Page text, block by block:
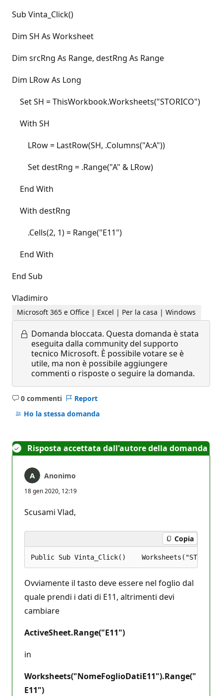
Sub Vinta_Click()
Dim SH As Worksheet
Dim srcRng As Range, destRng As Range
Dim LRow As Long
Set SH = ThisWorkbook.Worksheets("STORICO")
With SH
LRow = LastRow(SH, .Columns("A:A"))
Set destRng = .Range("A" & LRow)
End With
With destRng
.Cells(2, 1) = Range("E11")
End With
End Sub
Vladimiro
Microsoft 365 e Office | Excel | Per la casa | Windows
Domanda bloccata. Questa domanda è stata
eseguita dalla community del supporto
tecnico Microsoft. È possibile votare se è
utile, ma non è possibile aggiungere
commenti o risposte o seguire la domanda.
0 commenti
Nessun
commento
Report
Ho la stessa domanda
Risposta accettata dall'autore della domanda
Anonimo
18 gen 2020, 12:19
Scusami Vlad,
Copia
Ovviamente il tasto deve essere nel foglio dal
quale prendi i dati di E11, altrimenti devi
cambiare
ActiveSheet.Range("E11")
in
Worksheets("NomeFoglioDatiE11").Range("
E11")